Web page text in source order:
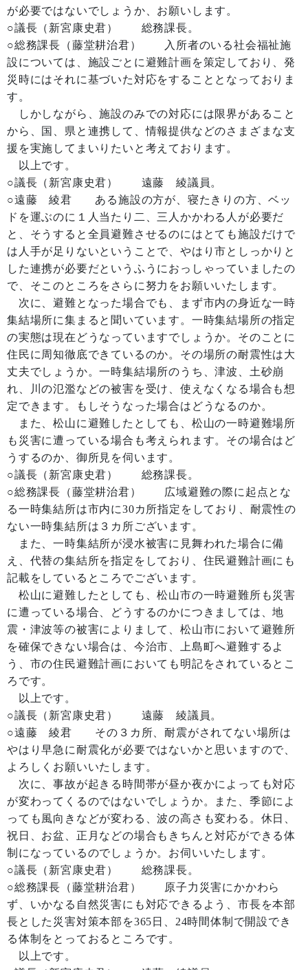
が必要ではないでしょうか、お願いします。
○議長（新宮康史君） 総務課長。
○総務課長（藤堂耕治君） 入所者のいる社会福祉施
設については、施設ごとに避難計画を策定しており、発
災時にはそれに基づいた対応をすることとなっておりま
す。
しかしながら、施設のみでの対応には限界があること
から、国、県と連携して、情報提供などのさまざまな支
援を実施してまいりたいと考えております。
以上です。
○議長（新宮康史君） 遠藤 綾議員。
○遠藤 綾君 ある施設の方が、寝たきりの方、ベッ
ドを運ぶのに１人当たり二、三人かかわる人が必要だ
と、そうすると全員避難させるのにはとても施設だけで
は人手が足りないということで、やはり市としっかりと
した連携が必要だというふうにおっしゃっていましたの
で、そこのところをさらに努力をお願いいたします。
次に、避難となった場合でも、まず市内の身近な一時
集結場所に集まると聞いています。一時集結場所の指定
の実態は現在どうなっていますでしょうか。そのことに
住民に周知徹底できているのか。その場所の耐震性は大
丈夫でしょうか。一時集結場所のうち、津波、土砂崩
れ、川の氾濫などの被害を受け、使えなくなる場合も想
定できます。もしそうなった場合はどうなるのか。
また、松山に避難したとしても、松山の一時避難場所
も災害に遭っている場合も考えられます。その場合はど
うするのか、御所見を伺います。
○議長（新宮康史君） 総務課長。
○総務課長（藤堂耕治君） 広域避難の際に起点とな
る一時集結所は市内に30カ所指定をしており、耐震性の
ない一時集結所は３カ所ございます。
また、一時集結所が浸水被害に見舞われた場合に備
え、代替の集結所を指定をしており、住民避難計画にも
記載をしているところでございます。
松山に避難したとしても、松山市の一時避難所も災害
に遭っている場合、どうするのかにつきましては、地
震・津波等の被害によりまして、松山市において避難所
を確保できない場合は、今治市、上島町へ避難するよ
う、市の住民避難計画においても明記をされているとこ
ろです。
以上です。
○議長（新宮康史君） 遠藤 綾議員。
○遠藤 綾君 その３カ所、耐震がされてない場所は
やはり早急に耐震化が必要ではないかと思いますので、
よろしくお願いいたします。
次に、事故が起きる時間帯が昼か夜かによっても対応
が変わってくるのではないでしょうか。また、季節によ
っても風向きなどが変わる、波の高さも変わる。休日、
祝日、お盆、正月などの場合もきちんと対応ができる体
制になっているのでしょうか。お伺いいたします。
○議長（新宮康史君） 総務課長。
○総務課長（藤堂耕治君） 原子力災害にかかわら
ず、いかなる自然災害にも対応できるよう、市長を本部
長とした災害対策本部を365日、24時間体制で開設でき
る体制をとっておるところです。
以上です。